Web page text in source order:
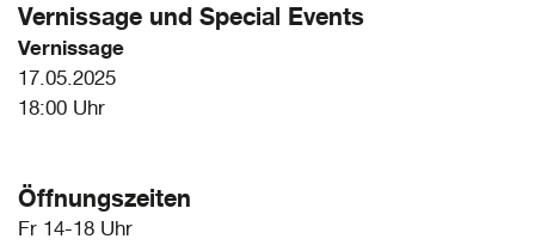
Vernissage und Special Events
Vernissage
17.05.2025
18:00 Uhr
Öffnungszeiten
Fr 14-18 Uhr